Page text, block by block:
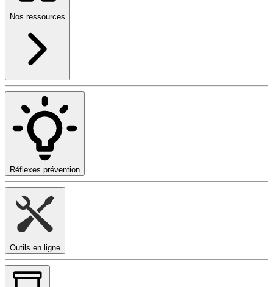
Nos ressources
Réflexes prévention
Outils en ligne